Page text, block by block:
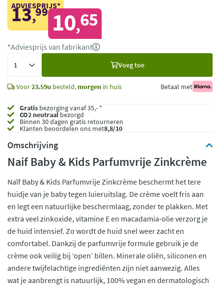
ADVIESPRIJS*
13,99 10,65
*Adviesprijs van fabrikant
Voeg toe
Voor23.59u besteld, morgen in huis Betaal met
Gratis bezorging vanaf 35,- *
CO2 neutraalbezorgd
Binnen 30 dagen gratis retourneren
Klanten beoordelen ons met8,8/10
Omschrijving
Naif Baby & Kids Parfumvrije Zinkcrème
Naïf Baby & Kids Parfumvrije Zinkcrème beschermt het tere
huidje van je baby tegen luieruitslag. De crème voelt fris aan
en legt een natuurlijke beschermlaag, zonder te plakken. Met
extra veel zinkoxide, vitamine E en macadamia-olie verzorg je
de huid intensief. Zo wordt de huid snel weer zacht en
comfortabel. Dankzij de parfumvrije formule gebruik je de
crème ook veilig bij ‘open’ billen. Minerale oliën, siliconen en
andere twijfelachtige ingrediënten zijn niet aanwezig. Alles
wat je aanbrengt is natuurlijk, 100% vegan en dermatologisch